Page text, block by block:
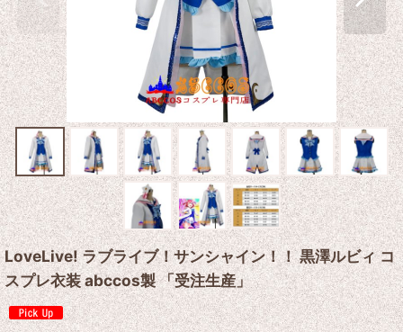
LoveLive! ラブライブ！サンシャイン！！ 黒澤ルビィ コ
スプレ衣装 abccos製 「受注生産」